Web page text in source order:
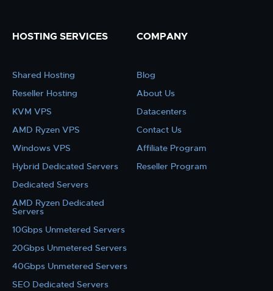
HOSTING SERVICES
Shared Hosting
Reseller Hosting
KVM VPS
AMD Ryzen VPS
Windows VPS
Hybrid Dedicated Servers
Dedicated Servers
AMD Ryzen Dedicated
Servers
10Gbps Unmetered Servers
20Gbps Unmetered Servers
40Gbps Unmetered Servers
SEO Dedicated Servers
COMPANY
Blog
About Us
Datacenters
Contact Us
Affiliate Program
Reseller Program